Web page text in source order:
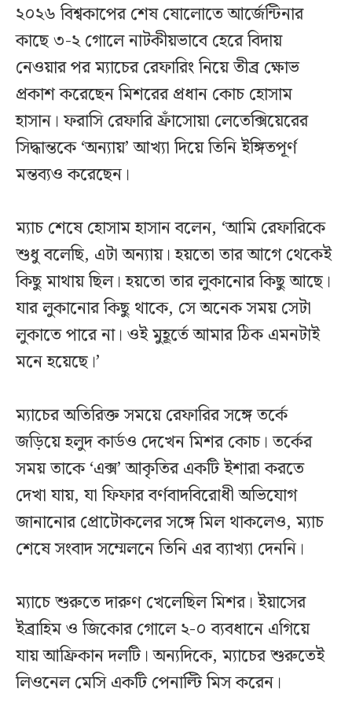
২০২৬ বিশ্বকাপের শেষ ষোলোতে আর্জেন্টিনার
কাছে ৩-২ গোলে নাটকীয়ভাবে হেরে বিদায়
নেওয়ার পর ম্যাচের রেফারিং নিয়ে তীব্র ক্ষোভ
প্রকাশ করেছেন মিশরের প্রধান কোচ হোসাম
হাসান। ফরাসি রেফারি ফ্রাঁসোয়া লেতেক্সিয়েরের
সিদ্ধান্তকে ‘অন্যায়’ আখ্যা দিয়ে তিনি ইঙ্গিতপূর্ণ
মন্তব্যও করেছেন।
ম্যাচ শেষে হোসাম হাসান বলেন, ‘আমি রেফারিকে
শুধু বলেছি, এটা অন্যায়। হয়তো তার আগে থেকেই
কিছু মাথায় ছিল। হয়তো তার লুকানোর কিছু আছে।
যার লুকানোর কিছু থাকে, সে অনেক সময় সেটা
লুকাতে পারে না। ওই মুহূর্তে আমার ঠিক এমনটাই
মনে হয়েছে।’
ম্যাচের অতিরিক্ত সময়ে রেফারির সঙ্গে তর্কে
জড়িয়ে হলুদ কার্ডও দেখেন মিশর কোচ। তর্কের
সময় তাকে ‘এক্স’ আকৃতির একটি ইশারা করতে
দেখা যায়, যা ফিফার বর্ণবাদবিরোধী অভিযোগ
জানানোর প্রোটোকলের সঙ্গে মিল থাকলেও, ম্যাচ
শেষে সংবাদ সম্মেলনে তিনি এর ব্যাখ্যা দেননি।
ম্যাচে শুরুতে দারুণ খেলেছিল মিশর। ইয়াসের
ইব্রাহিম ও জিকোর গোলে ২-০ ব্যবধানে এগিয়ে
যায় আফ্রিকান দলটি। অন্যদিকে, ম্যাচের শুরুতেই
লিওনেল মেসি একটি পেনাল্টি মিস করেন।